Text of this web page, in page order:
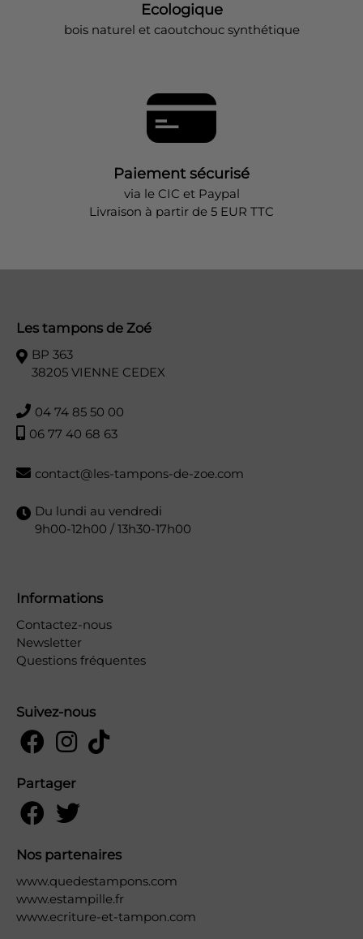
Ecologique
bois naturel et caoutchouc synthétique
Paiement sécurisé
via le CIC et Paypal
Livraison à partir de 5 EUR TTC
Les tampons de Zoé
BP 363
38205 VIENNE CEDEX
04 74 85 50 00
06 77 40 68 63
contact@les-tampons-de-zoe.com
Du lundi au vendredi
9h00-12h00 / 13h30-17h00
Informations
Contactez-nous
Newsletter
Questions fréquentes
Suivez-nous
Partager
Nos partenaires
www.quedestampons.com
www.estampille.fr
www.ecriture-et-tampon.com